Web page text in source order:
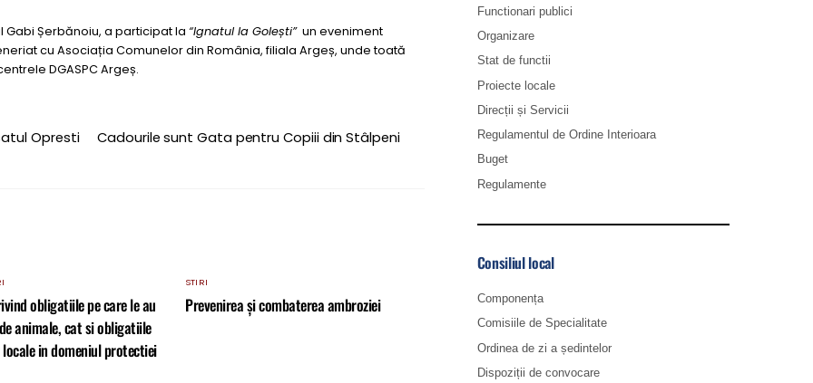
Gabi Șerbănoiu, a participat la “Ignatul la Golești”un eveniment
cu Asociația Comunelor din România, filiala Argeș, unde toată
DGASPC Argeș.
Opresti Cadourile sunt Gata pentru Copiii din Stâlpeni
obligatiile pe care le au
animale, cat si obligatiile
in domeniul protectiei
STIRI
Prevenirea și combaterea ambroziei
Functionari publici
Organizare
Stat de functii
Proiecte locale
Direcții și Servicii
Regulamentul de Ordine Interioara
Buget
Regulamente
Consiliul local
Componența
Comisiile de Specialitate
Ordinea de zi a ședintelor
Dispoziții de convocare